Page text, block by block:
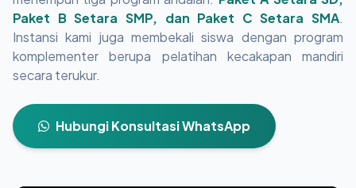
Paket B Setara SMP, dan Paket C Setara SMA.
Instansi kami juga membekali siswa dengan program
komplementer berupa pelatihan kecakapan mandiri
secara terukur.
Hubungi Konsultasi WhatsApp